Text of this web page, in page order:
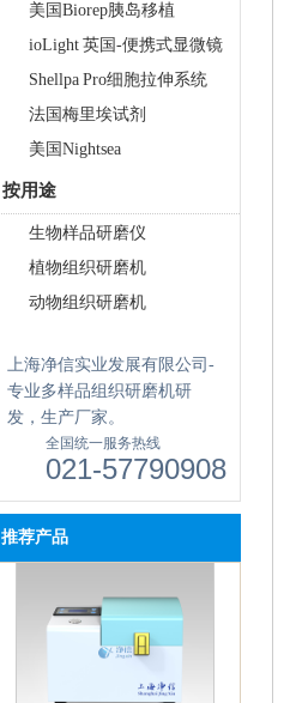
美国Biorep胰岛移植
ioLight 英国-便携式显微镜
Shellpa Pro细胞拉伸系统
法国梅里埃试剂
美国Nightsea
按用途
生物样品研磨仪
植物组织研磨机
动物组织研磨机
上海净信实业发展有限公司-
专业多样品组织研磨机研
发，生产厂家。
全国统一服务热线
021-57790908
推荐产品
单细胞悬液制备仪 JX-DLDXB-
单细胞悬液制备仪 JX-DLDXB-
8